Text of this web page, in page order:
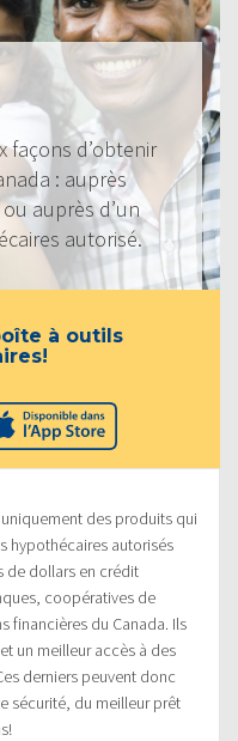
façons d’obtenir
: auprès
auprès d’un
autorisé.
à outils
des produits qui
hypothécaires autorisés
de dollars en crédit
coopératives de
financières du Canada. Ils
un meilleur accès à des
derniers peuvent donc
sécurité, du meilleur prêt